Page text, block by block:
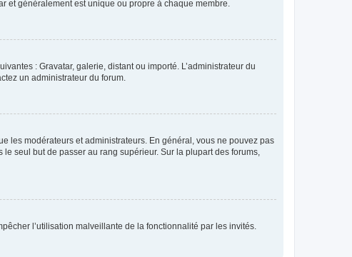
et généralement est unique ou propre à chaque membre.
: Gravatar, galerie, distant ou importé. L’administrateur du
un administrateur du forum.
les modérateurs et administrateurs. En général, vous ne pouvez pas
seul but de passer au rang supérieur. Sur la plupart des forums,
l’utilisation malveillante de la fonctionnalité par les invités.